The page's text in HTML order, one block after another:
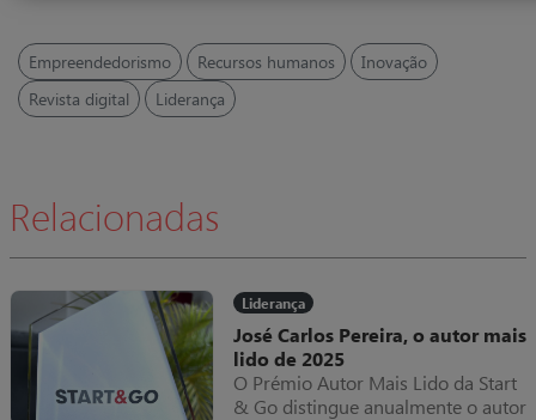
Empreendedorismo Recursos humanos
Inovação
Revista digital
Liderança
Relacionadas
Liderança
José Carlos Pereira, o autor mais
lido de 2025
O Prémio Autor Mais Lido da Start
& Go distingue anualmente o autor